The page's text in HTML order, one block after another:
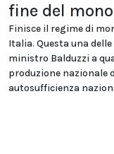
fine del
Finisce il regime di
Italia. Questa una
ministro Balduzzi a
produzione nazionale
autosufficienza